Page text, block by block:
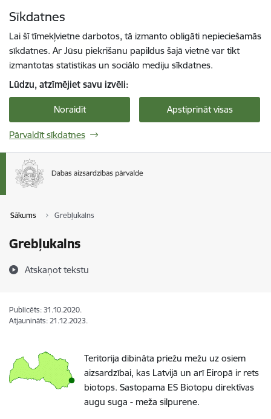
Sīkdatnes
Lai šī tīmekļvietne darbotos, tā izmanto obligāti nepieciešamās
sīkdatnes. Ar Jūsu piekrišanu papildus šajā vietnē var tikt
izmantotas statistikas un sociālo mediju sīkdatnes.
Lūdzu, atzīmējiet savu izvēli:
Noraidīt Apstiprināt visas
Pārvaldīt sīkdatnes
Sākums Grebļukalns
Grebļukalns
Atskaņot tekstu
Publicēts: 31.10.2020.
Atjaunināts: 21.12.2023.
Teritorija dibināta priežu mežu uz osiem
aizsardzībai, kas Latvijā un arī Eiropā ir rets
biotops. Sastopama ES Biotopu direktīvas
augu suga - meža silpurene.